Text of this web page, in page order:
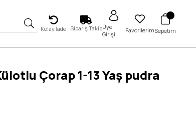
Kolay İade Sipariş TakipÜye
Girişi
FavorilerimSepetim
Çorap 1-13 Yaş pudra